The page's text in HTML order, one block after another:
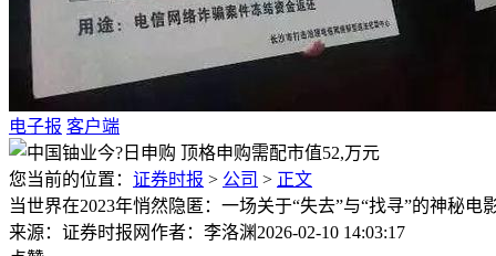
电子报 客户端
您当前的位置： 证券时报 > 公司 > 正文
当世界在2023年悄然隐匿：一场关于“失去”与“找寻”的神秘电
来源：证券时报网作者：李洛渊2026-02-10 14:03:17